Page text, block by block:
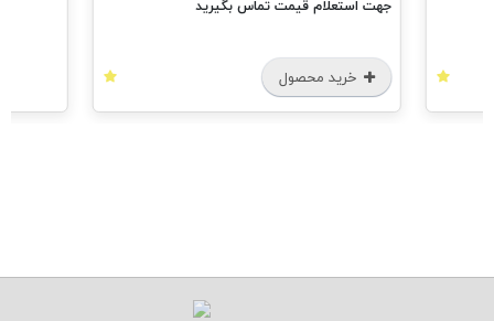
جهت استعلام قیمت تماس بگیرید
خرید محصول